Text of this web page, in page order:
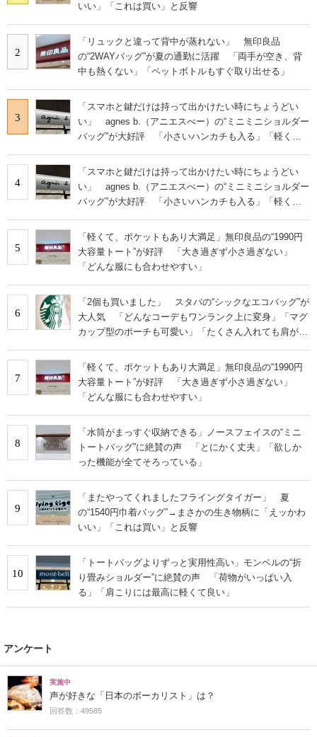
いい」「これは買い」と反響
2
「リュックと違って背中が蒸れない」 無印良品
の“2WAYバッグ”が夏の通勤に活躍 「両手が空き、背
中も熱くない」「ペットボトルもすぐ取り出せる」
3
「スマホと鍵だけは持って出かけたい時にちょうどい
い」 agnes b.（アニエスべー）の“ミニミニショルダー
バッグ”が大好評 「小さいハンカチも入る」「軽くて
4
「スマホと鍵だけは持って出かけたい時にちょうどい
い」 agnes b.（アニエスべー）の“ミニミニショルダー
バッグ”が大好評 「小さいハンカチも入る」「軽くて
5
「軽くて、ポケットもあり大満足」無印良品の“1990円
大容量トート”が好評 「大き過ぎず小さ過ぎない」
「どんな服にも合わせやすい」
6
「2個も買いました」 スタバの“シックなエコバッグ”が
大人気 「どんなコーデもワンランク上に変身」「マグ
カップ型のポーチも可愛い」「たくさん入れても肩が痛
7
「軽くて、ポケットもあり大満足」無印良品の“1990円
大容量トート”が好評 「大き過ぎず小さ過ぎない」
「どんな服にも合わせやすい」
8
「水筒がまっすぐ収納できる」ノースフェイスの“ミニ
トートバッグ”に絶賛の声 「とにかく丈夫」「欲しか
った機能が全てそろっている」
9
「またやってくれましたフライングタイガー」 夏
の“1540円巾着バッグ”→まさかの生き物柄に「えッかわ
いい」「これは買い」と反響
10
「トートバッグよりずっと実用性高い」モンベルの“折
り畳みショルダー”に絶賛の声 「荷物がいっぱい入
る」「肩こりには最高に軽くて良い」
アンケート
実施中
声が好きな「日本のボーカリスト」は？
回答数：49585